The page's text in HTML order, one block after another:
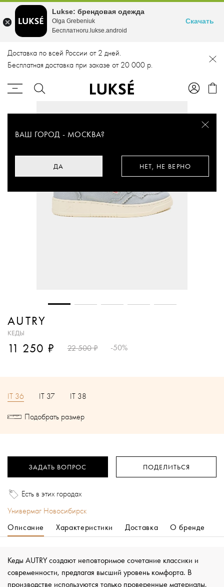
Доставка по всей России от 2 дней.
Бесплатная доставка при заказе от 20 000 р.
ВАШ ГОРОД - МОСКВА?
ДА НЕТ, НЕ ВЕРНО
AUTRY
КЕДЫ
11 250 ₽ 22 500₽ -50%
IT 36 IT 37
IT 38
Подобрать размер
ЗАДАТЬ ВОПРОС ПОДЕЛИТЬСЯ
Есть в этих городах
Универмаг Новосибирск
Описание
Характеристики Доставка О бренде
Кеды AUTRY создают неповторимое сочетание классики и
современности, предлагая высший уровень комфорта. В
производстве используются только проверенные материалы,
Lukse: брендовая одежда
Olga Grebeniuk
Бесплатноru.lukse.android
Скачать